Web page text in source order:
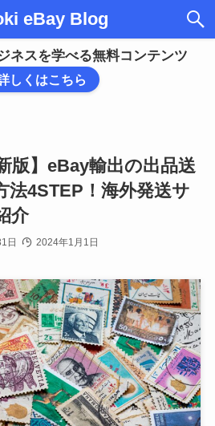
eBay Blog
ネスを学べる無料コンテンツ
しくはこちら
版】eBay輸出の出品送
法4STEP！海外発送サ
介
日 2024年1月1日